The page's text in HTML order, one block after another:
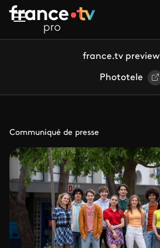
Aller au contenu principal
france.tv preview
Phototele
Communiqué de presse